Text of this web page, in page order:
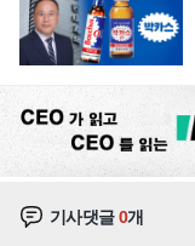
기사댓글0개